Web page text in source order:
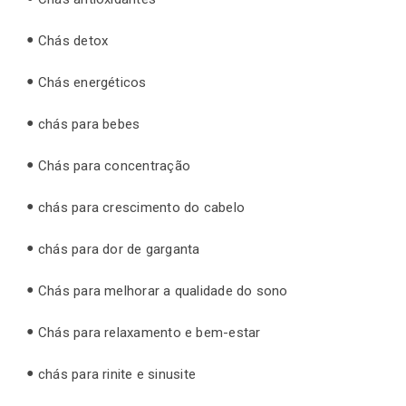
Chás detox
Chás energéticos
chás para bebes
Chás para concentração
chás para crescimento do cabelo
chás para dor de garganta
Chás para melhorar a qualidade do sono
Chás para relaxamento e bem-estar
chás para rinite e sinusite